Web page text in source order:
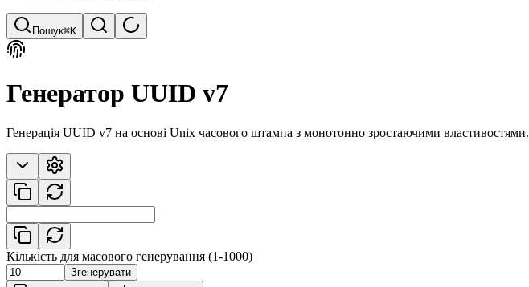
Пошук⌘K
Пошук інструментів
Швидкий пошук інструментів
Генератор UUID v7
Генерація UUID v7 на основі Unix часового штампа з монотонно зростаючими властивостями.
Кількість для масового генерування (1-1000)
Згенерувати